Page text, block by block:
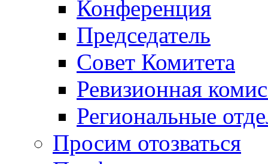
Конференция
Председатель
Совет Комитета
Ревизионная
Региональные
Просим отозваться